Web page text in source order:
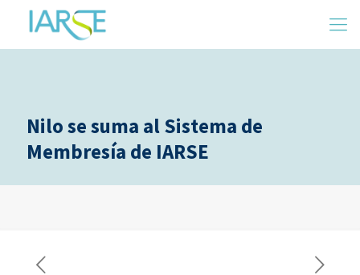
Nilo se suma al Sistema de
Membresía de IARSE